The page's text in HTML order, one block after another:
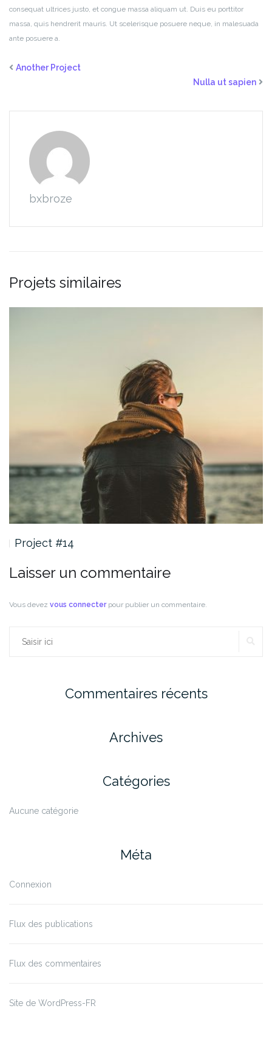
consequat ultrices justo, et congue massa aliquam ut. Duis eu porttitor
massa, quis hendrerit mauris. Ut scelerisque posuere neque, in malesuada
ante posuere a.
Another Project
Nulla ut sapien
bxbroze
Projets similaires
Project #14
Laisser un commentaire
Vous devez vous connecterpour publier un commentaire.
Rechercher :
Commentaires récents
Archives
Catégories
Aucune catégorie
Méta
Connexion
Flux des publications
Flux des commentaires
Site de WordPress-FR